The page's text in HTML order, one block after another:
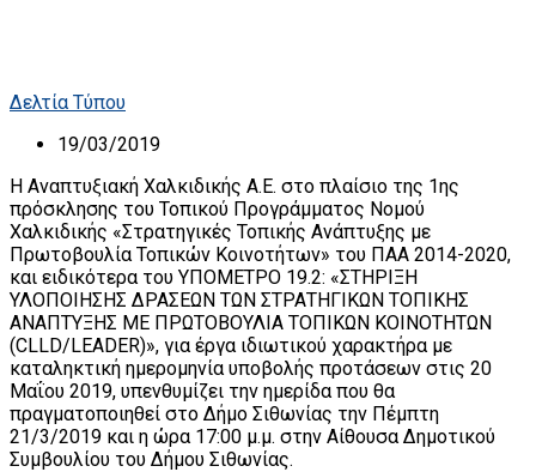
Δελτία Τύπου
19/03/2019
Η Αναπτυξιακή Χαλκιδικής Α.Ε. στo πλαίσιo της 1ης
πρόσκλησης του Τοπικού Προγράμματος Νομού
Χαλκιδικής «Στρατηγικές Τοπικής Ανάπτυξης με
Πρωτοβουλία Τοπικών Κοινοτήτων» του ΠΑΑ 2014-2020,
και ειδικότερα του ΥΠΟΜΕΤΡΟ 19.2: «ΣΤΗΡΙΞΗ
ΥΛΟΠΟΙΗΣΗΣ ΔΡΑΣΕΩΝ ΤΩΝ ΣΤΡΑΤΗΓΙΚΩΝ ΤΟΠΙΚΗΣ
ΑΝΑΠΤΥΞΗΣ ΜΕ ΠΡΩΤΟΒΟΥΛΙΑ ΤΟΠΙΚΩΝ ΚΟΙΝΟΤΗΤΩΝ
(CLLD/LEADER)», για έργα ιδιωτικού χαρακτήρα με
καταληκτική ημερομηνία υποβολής προτάσεων στις 20
Μαΐου 2019, υπενθυμίζει την ημερίδα που θα
πραγματοποιηθεί στο Δήμο Σιθωνίας την Πέμπτη
21/3/2019 και η ώρα 17:00 μ.μ. στην Αίθουσα Δημοτικού
Συμβουλίου του Δήμου Σιθωνίας.